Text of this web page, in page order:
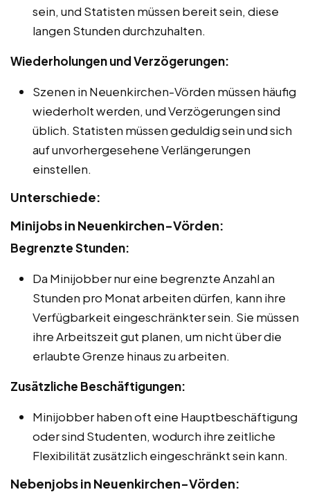
sein, und Statisten müssen bereit sein, diese
langen Stunden durchzuhalten.
Wiederholungen und Verzögerungen:
Szenen in Neuenkirchen-Vörden müssen häufig
wiederholt werden, und Verzögerungen sind
üblich. Statisten müssen geduldig sein und sich
auf unvorhergesehene Verlängerungen
einstellen.
Unterschiede:
Minijobs in Neuenkirchen-Vörden:
Begrenzte Stunden:
Da Minijobber nur eine begrenzte Anzahl an
Stunden pro Monat arbeiten dürfen, kann ihre
Verfügbarkeit eingeschränkter sein. Sie müssen
ihre Arbeitszeit gut planen, um nicht über die
erlaubte Grenze hinaus zu arbeiten.
Zusätzliche Beschäftigungen:
Minijobber haben oft eine Hauptbeschäftigung
oder sind Studenten, wodurch ihre zeitliche
Flexibilität zusätzlich eingeschränkt sein kann.
Nebenjobs in Neuenkirchen-Vörden: